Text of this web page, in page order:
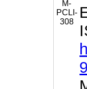
M-
PCLI-
308